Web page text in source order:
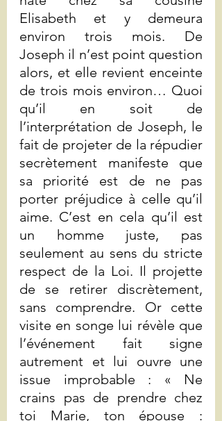
Elisabeth et y demeura
environ trois mois. De
Joseph il n’est point question
alors, et elle revient enceinte
de trois mois environ… Quoi
qu’il en soit de
l’interprétation de Joseph, le
fait de projeter de la répudier
secrètement manifeste que
sa priorité est de ne pas
porter préjudice à celle qu’il
aime. C’est en cela qu’il est
un homme juste, pas
seulement au sens du stricte
respect de la Loi. Il projette
de se retirer discrètement,
sans comprendre. Or cette
visite en songe lui révèle que
l’événement fait signe
autrement et lui ouvre une
issue improbable : « Ne
crains pas de prendre chez
toi Marie, ton épouse :